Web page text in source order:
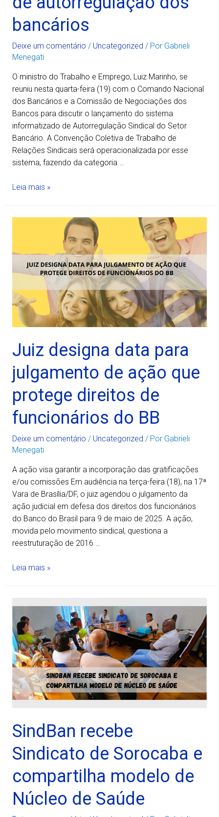
bancários
Deixe um comentário / Uncategorized / Por Gabrieli
Menegati
O ministro do Trabalho e Emprego, Luiz Marinho, se
reuniu nesta quarta-feira (19) com o Comando Nacional
dos Bancários e a Comissão de Negociações dos
Bancos para discutir o lançamento do sistema
informatizado de Autorregulação Sindical do Setor
Bancário. A Convenção Coletiva de Trabalho de
Relações Sindicais será operacionalizada por esse
sistema, fazendo da categoria …
Leia mais »
Juiz designa data para
julgamento de ação que
protege direitos de
funcionários do BB
Deixe um comentário / Uncategorized / Por Gabrieli
Menegati
A ação visa garantir a incorporação das gratificações
e/ou comissões Em audiência na terça-feira (18), na 17ª
Vara de Brasília/DF, o juiz agendou o julgamento da
ação judicial em defesa dos direitos dos funcionários
do Banco do Brasil para 9 de maio de 2025. A ação,
movida pelo movimento sindical, questiona a
reestruturação de 2016 …
Leia mais »
SindBan recebe
Sindicato de Sorocaba e
compartilha modelo de
Núcleo de Saúde